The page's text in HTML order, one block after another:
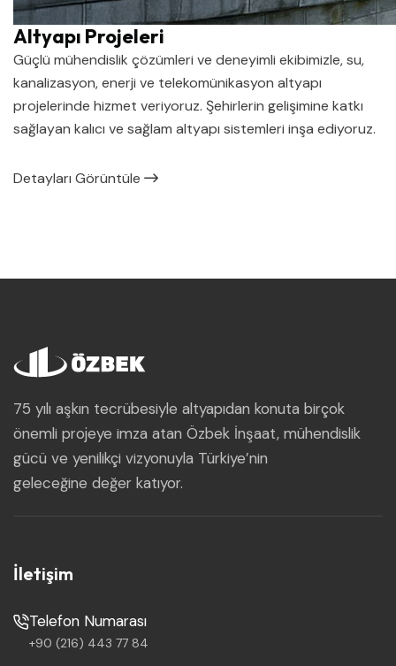
Altyapı Projeleri
Güçlü mühendislik çözümleri ve deneyimli ekibimizle, su,
kanalizasyon, enerji ve telekomünikasyon altyapı
projelerinde hizmet veriyoruz. Şehirlerin gelişimine katkı
sağlayan kalıcı ve sağlam altyapı sistemleri inşa ediyoruz.
Detayları Görüntüle
75 yılı aşkın tecrübesiyle altyapıdan konuta birçok
önemli projeye imza atan Özbek İnşaat, mühendislik
gücü ve yenilikçi vizyonuyla Türkiye’nin
geleceğine değer katıyor.
İletişim
Telefon Numarası
+90 (216) 443 77 84